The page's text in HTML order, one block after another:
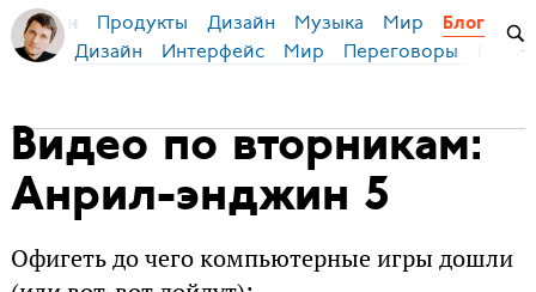
Бирман Продукты Дизайн Музыка Мир Блог
Дизайн Интерфейс Мир Переговоры
Видео по вторникам:
Анрил-энджин 5
Офигеть до чего компьютерные игры дошли